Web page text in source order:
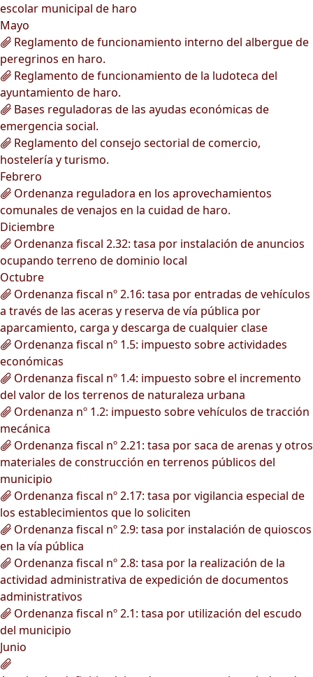
escolar municipal de haro
Mayo
Reglamento de funcionamiento interno del albergue de
peregrinos en haro.
Reglamento de funcionamiento de la ludoteca del
ayuntamiento de haro.
Bases reguladoras de las ayudas económicas de
emergencia social.
Reglamento del consejo sectorial de comercio,
hostelería y turismo.
Febrero
Ordenanza reguladora en los aprovechamientos
comunales de venajos en la cuidad de haro.
Diciembre
Ordenanza fiscal 2.32: tasa por instalación de anuncios
ocupando terreno de dominio local
Octubre
Ordenanza fiscal nº 2.16: tasa por entradas de vehículos
a través de las aceras y reserva de vía pública por
aparcamiento, carga y descarga de cualquier clase
Ordenanza fiscal nº 1.5: impuesto sobre actividades
económicas
Ordenanza fiscal nº 1.4: impuesto sobre el incremento
del valor de los terrenos de naturaleza urbana
Ordenanza nº 1.2: impuesto sobre vehículos de tracción
mecánica
Ordenanza fiscal nº 2.21: tasa por saca de arenas y otros
materiales de construcción en terrenos públicos del
municipio
Ordenanza fiscal nº 2.17: tasa por vigilancia especial de
los establecimientos que lo soliciten
Ordenanza fiscal nº 2.9: tasa por instalación de quioscos
en la vía pública
Ordenanza fiscal nº 2.8: tasa por la realización de la
actividad administrativa de expedición de documentos
administrativos
Ordenanza fiscal nº 2.1: tasa por utilización del escudo
del municipio
Junio